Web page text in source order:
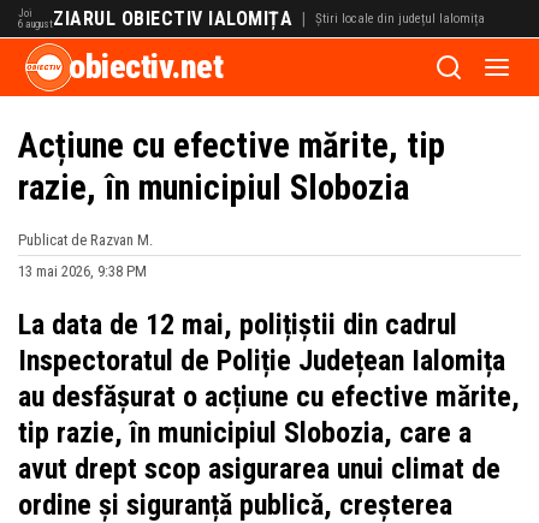
Joi
6 augustZIARUL OBIECTIV IALOMIȚA | Știri locale din județul Ialomița
obiectiv.net
Acțiune cu efective mărite, tip
razie, în municipiul Slobozia
Publicat de Razvan M.
13 mai 2026, 9:38 PM
La data de 12 mai, polițiștii din cadrul
Inspectoratul de Poliție Județean Ialomița
au desfășurat o acțiune cu efective mărite,
tip razie, în municipiul Slobozia, care a
avut drept scop asigurarea unui climat de
ordine și siguranță publică, creșterea